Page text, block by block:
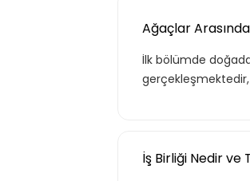
Ağaçlar
İlk bölümde
İş Birliği Nedir ve